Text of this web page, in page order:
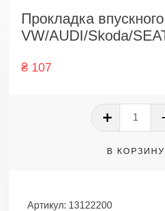
Прокладка
VW/AUDI/Skoda/
₴ 107
В КОРЗИНУ
Артикул: 13122200